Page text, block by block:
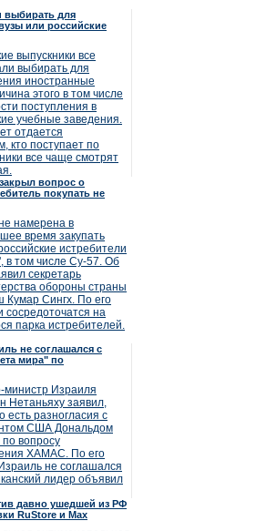
выбирать для
или российские
выпускники все
выбирать для
иностранные
этого в том числе
поступления в
учебные заведения.
отдается
кто поступает по
все чаще смотрят
вопрос о
покупать не
намерена в
время закупать
истребители
в том числе Су-57. Об
секретарь
обороны страны
Кумар Сингх. По его
сосредоточатся на
парка истребителей.
не соглашался с
мира" по
министр Израиля
Нетаньяху заявил,
есть разногласия с
США Дональдом
вопросу
ХАМАС. По его
не соглашался
лидер объявил
давно ушедшей из РФ
RuStore и Max